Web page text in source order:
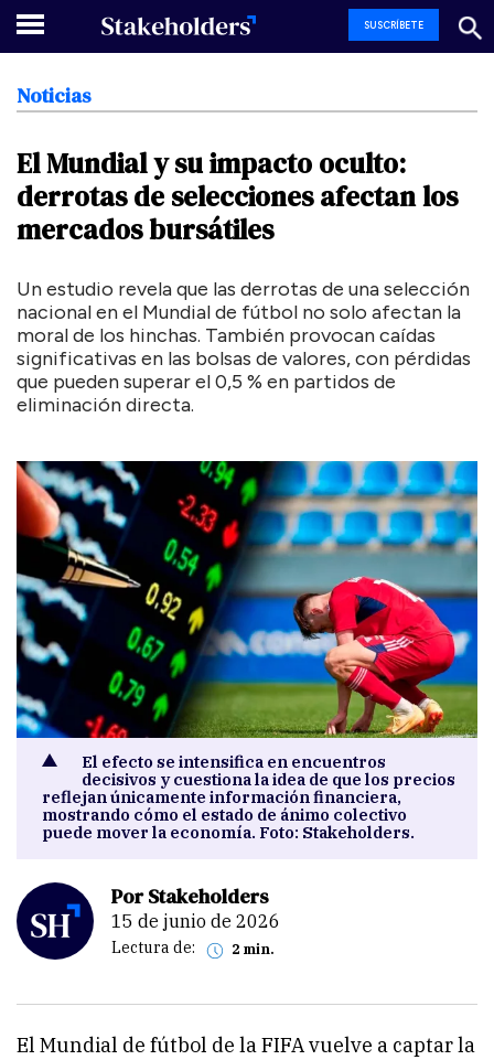
SUSCRÍBETE
Noticias
ElMundialy suimpacto oculto:
derrotas de selecciones afectanlos
mercadosbursátiles
Un estudio revela que las derrotas de una selección
nacional en el Mundial de fútbol no solo afectan la
moral de los hinchas. También provocan caídas
significativas en las bolsas de valores, con pérdidas
que pueden superar el 0,5 % en partidos de
eliminación directa.
El efecto se intensifica en encuentros
decisivos y cuestiona la idea de que los precios
reflejan únicamente información financiera,
mostrando cómo el estado de ánimo colectivo
puede mover la economía. Foto: Stakeholders.
Por Stakeholders
15 de junio de 2026
Lectura de: 2 min.
El Mundial de fútbol de la FIFA vuelve a captar la